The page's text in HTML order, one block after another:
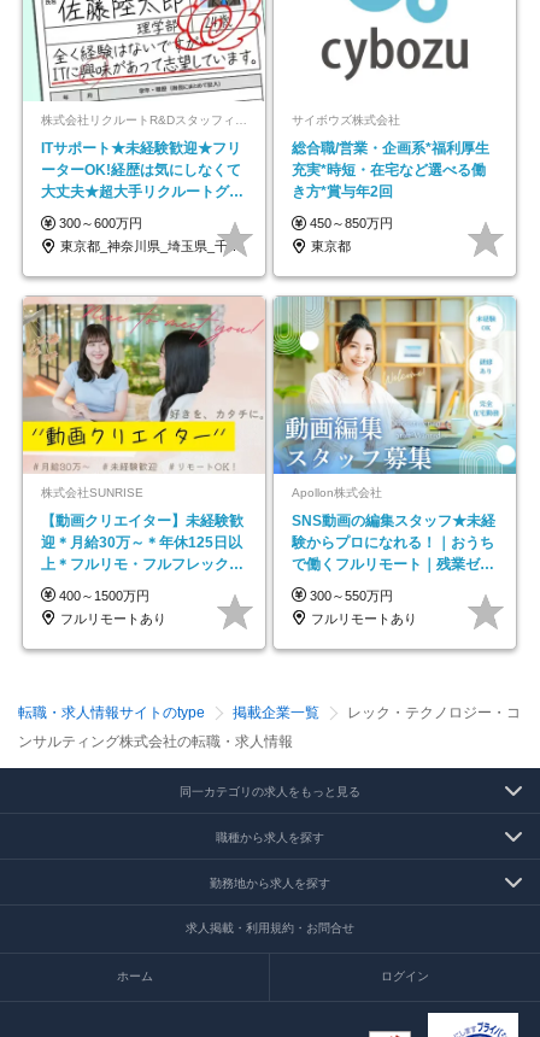
株式会社リクルートR&Dスタッフィング【リクルートグループ】
ITサポート★未経験歓迎★フリ
ーターOK!経歴は気にしなくて
大丈夫★超大手リクルートグル
ープの正社員/sg
300～600万円
東京都_神奈川県_埼玉県_千葉県_大阪府…
サイボウズ株式会社
総合職/営業・企画系*福利厚生
充実*時短・在宅など選べる働
き方*賞与年2回
450～850万円
東京都
株式会社SUNRISE
【動画クリエイター】未経験歓
迎＊月給30万～＊年休125日以
上＊フルリモ・フルフレックス
◆10名の採用が決定◆
400～1500万円
フルリモートあり
Apollon株式会社
SNS動画の編集スタッフ★未経
験からプロになれる！｜おうち
で働くフルリモート｜残業ゼロ
で18時退勤◎
300～550万円
フルリモートあり
転職・求人情報サイトのtype 掲載企業一覧
レック・テクノロジー・コ
ンサルティング株式会社の転職・求人情報
同一カテゴリの求人をもっと見る
職種から求人を探す
勤務地から求人を探す
求人掲載・利用規約・お問合せ
ホーム ログイン